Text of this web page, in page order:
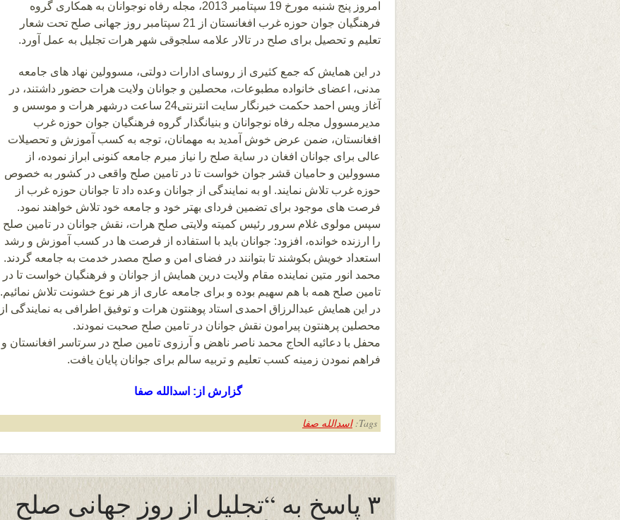
امروز پنج شنبه مورخ 19 سپتامبر 2013، مجله رفاه نوجوانان به همکاری گروه
فرهنگیان جوان حوزه غرب افغانستان از 21 سپتامبر روز جهانی صلح تحت شعار
تعلیم و تحصیل برای صلح در تالار علامه سلجوقی شهر هرات تجلیل به عمل آورد.
در این همایش که جمع کثیری از روسای ادارات دولتی، مسوولین نهاد های جامعه
مدنی، اعضای خانواده مطبوعات، محصلین و جوانان ولایت هرات حضور داشتند، در
آغاز ویس احمد حکمت خبرنگار سایت انترنتی24 ساعت درشهر هرات و موسس و
مدیرمسوول مجله رفاه نوجوانان و بنیانگذار گروه فرهنگیان جوان حوزه غرب
افغانستان، ضمن عرض خوش آمدید به مهمانان، توجه به کسب آموزش و تحصیلات
عالی برای جوانان افغان در سایة صلح را نیاز مبرم جامعه کنونی ابراز نموده، از
مسوولین و حامیان قشر جوان خواست تا در تامین صلح واقعی در کشور به خصوص
حوزه غرب تلاش نمایند. او به نمایندگی از جوانان وعده داد تا جوانان حوزه غرب از
فرصت های موجود برای تضمین فردای بهتر خود و جامعه خود تلاش خواهند نمود.
سپس مولوی غلام سرور رئیس کمیته ولایتی صلح هرات، نقش جوانان در تامین صلح
را ارزنده خوانده، افزود: جوانان باید با استفاده از فرصت ها در کسب آموزش و رشد
استعداد خویش بکوشند تا بتوانند در فضای امن و صلح مصدر خدمت به جامعه گردند.
محمد انور متین نماینده مقام ولایت درین همایش از جوانان و فرهنگیان خواست تا در
تامین صلح همه با هم سهیم بوده و برای جامعه عاری از هر نوع خشونت تلاش نمائیم.
در این همایش عبدالرزاق احمدی استاد پوهنتون هرات و توفیق اطرافی به نمایندگی از
محصلین پرهنتون پیرامون نقش جوانان در تامین صلح صحبت نمودند.
محفل با دعائیه الحاج محمد ناصر ناهض و آرزوی تامین صلح در سرتاسر افغانستان و
فراهم نمودن زمینه کسب تعلیم و تربیه سالم برای جوانان پایان یافت.
گزارش از: اسدالله صفا
Tags: اسدالله صفا
۳ پاسخ به “تجلیل از روز جهانی صلح